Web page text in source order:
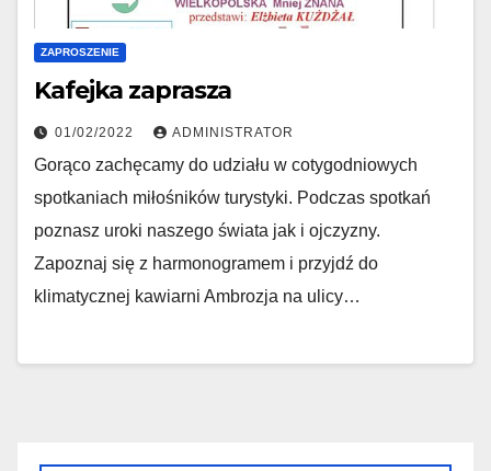
ZAPROSZENIE
Kafejka zaprasza
01/02/2022 ADMINISTRATOR
Gorąco zachęcamy do udziału w cotygodniowych
spotkaniach miłośników turystyki. Podczas spotkań
poznasz uroki naszego świata jak i ojczyzny.
Zapoznaj się z harmonogramem i przyjdź do
klimatycznej kawiarni Ambrozja na ulicy…